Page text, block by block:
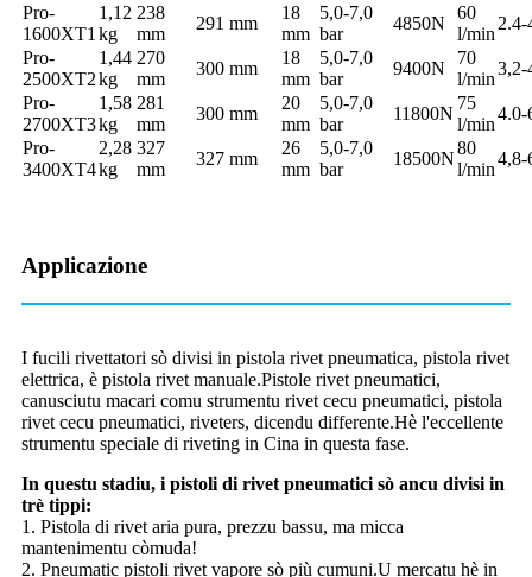
Pro-
1600XT1
1,12
kg
238
mm
291 mm
18
mm
5,0-7,0
bar
4850N
60
l/min
2.4-
Pro-
2500XT2
1,44
kg
270
mm
300 mm
18
mm
5,0-7,0
bar
9400N
70
l/min
3,2-
Pro-
2700XT3
1,58
kg
281
mm
300 mm
20
mm
5,0-7,0
bar
11800N
75
l/min
4.0-
Pro-
3400XT4
2,28
kg
327
mm
327 mm
26
mm
5,0-7,0
bar
18500N
80
l/min
4,8-
Applicazione
I fucili rivettatori sò divisi in pistola rivet pneumatica, pistola rivet
elettrica, è pistola rivet manuale.Pistole rivet pneumatici,
canusciutu macari comu strumentu rivet cecu pneumatici, pistola
rivet cecu pneumatici, riveters, dicendu differente.Hè l'eccellente
strumentu speciale di riveting in Cina in questa fase.
In questu stadiu, i pistoli di rivet pneumatici sò ancu divisi in
trè tippi:
1. Pistola di rivet aria pura, prezzu bassu, ma micca
mantenimentu còmuda!
2. Pneumatic pistoli rivet vapore sò più cumuni.U mercatu hè in